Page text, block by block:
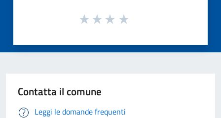
Contatta il comune
Leggi le domande frequenti